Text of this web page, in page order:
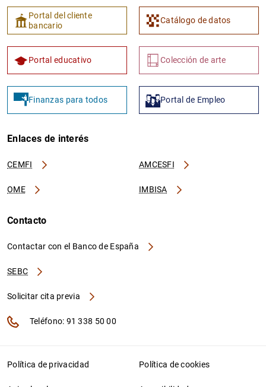
Portal del cliente
bancario
Catálogo de datos
Portal educativo Colección de arte
Finanzas para todos Portal de Empleo
Enlaces de interés
CEMFI AMCESFI
OME IMBISA
Contacto
Contactar con el Banco de España
SEBC
Solicitar cita previa
Teléfono: 91 338 50 00
Política de privacidad Política de cookies